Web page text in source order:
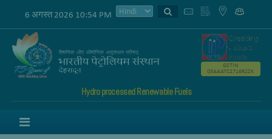
6 अगस्त 2026 10:54 PM
Hydro processed Renewable Fuels
GSTIN
05AAATC2716R2ZK